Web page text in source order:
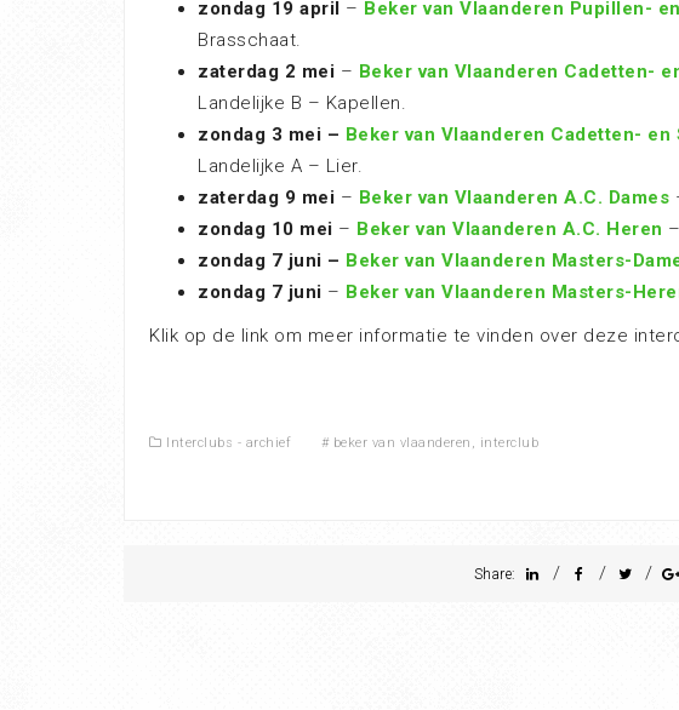
zondag 19 april – Beker van Vlaanderen Pupillen-
Brasschaat.
zaterdag 2 mei – Beker van Vlaanderen Cadetten-
Landelijke B – Kapellen.
zondag 3 mei – Beker van Vlaanderen Cadetten-
Landelijke A – Lier.
zaterdag 9 mei – Beker van Vlaanderen A.C. Dames
zondag 10 mei – Beker van Vlaanderen A.C. Heren
zondag 7 juni – Beker van Vlaanderen Masters-
zondag 7 juni – Beker van Vlaanderen Masters-
Klik op de link om meer informatie te vinden over deze
Interclubs - archief # beker van vlaanderen , interclub
Share: / / /